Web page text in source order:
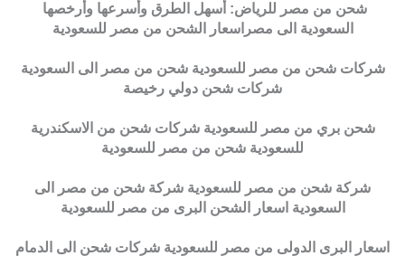
شحن من مصر للرياض: أسهل الطرق وأسرعها وأرخصها
السعودية الى مصراسعار الشحن من مصر للسعودية
شركات شحن من مصر للسعودية شحن من مصر الى السعودية
شركات شحن دولي رخيصة
شحن بري من مصر للسعودية شركات شحن من الاسكندرية
للسعودية شحن من مصر للسعودية
شركة شحن من مصر للسعودية شركة شحن من مصر الى
السعودية اسعار الشحن البرى من مصر للسعودية
اسعار البرى الدولى من مصر للسعودية شركات شحن الى الدمام